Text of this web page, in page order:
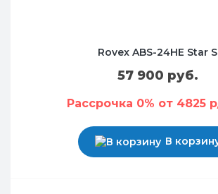
Rovex ABS-24HE Star S
57 900 руб.
Рассрочка 0% от 4825
В